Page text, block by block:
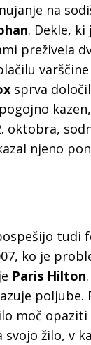
na
. Dekle,
preživela
sprva
oktobra,
njeno
ko je
Paris Hilton
poljube.
moč
žilo, v